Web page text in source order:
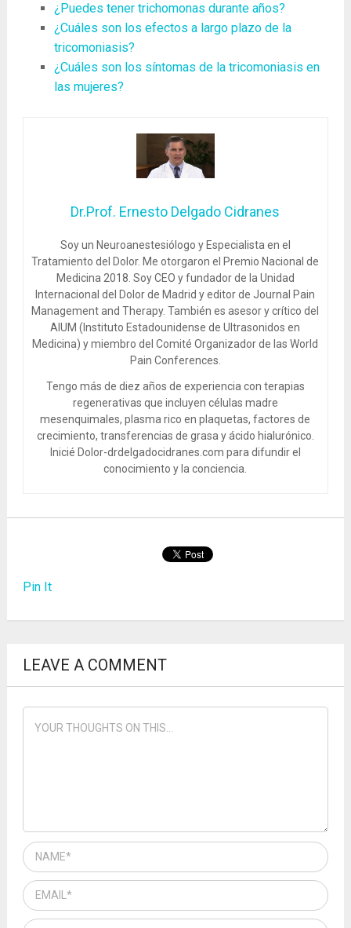
¿Puedes tener trichomonas durante años?
¿Cuáles son los efectos a largo plazo de la
tricomoniasis?
¿Cuáles son los síntomas de la tricomoniasis en
las mujeres?
Dr.Prof. Ernesto Delgado Cidranes
Soy un Neuroanestesiólogo y Especialista en el
Tratamiento del Dolor. Me otorgaron el Premio Nacional de
Medicina 2018. Soy CEO y fundador de la Unidad
Internacional del Dolor de Madrid y editor de Journal Pain
Management and Therapy. También es asesor y crítico del
AIUM (Instituto Estadounidense de Ultrasonidos en
Medicina) y miembro del Comité Organizador de las World
Pain Conferences.
Tengo más de diez años de experiencia con terapias
regenerativas que incluyen células madre
mesenquimales, plasma rico en plaquetas, factores de
crecimiento, transferencias de grasa y ácido hialurónico.
Inicié Dolor-drdelgadocidranes.com para difundir el
conocimiento y la conciencia.
Pin It
LEAVE A COMMENT